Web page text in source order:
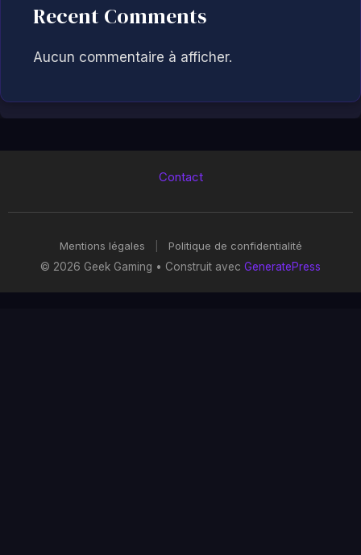
Recent Comments
Aucun commentaire à afficher.
Contact
Mentions légales
Politique de confidentialité
© 2026 Geek Gaming • Construit avec GeneratePress